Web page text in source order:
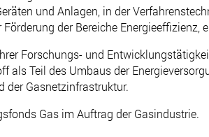
und Anlagen, in der
der Bereiche Energieeffizienz,
Forschungs- und
als Teil des Umbaus der
der Gasnetzinfrastruktur.
Gas im Auftrag der Gasindustrie.